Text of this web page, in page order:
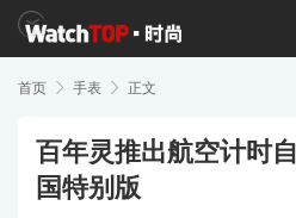
首页  手表  正文
百年灵推出航空计时
国特别版